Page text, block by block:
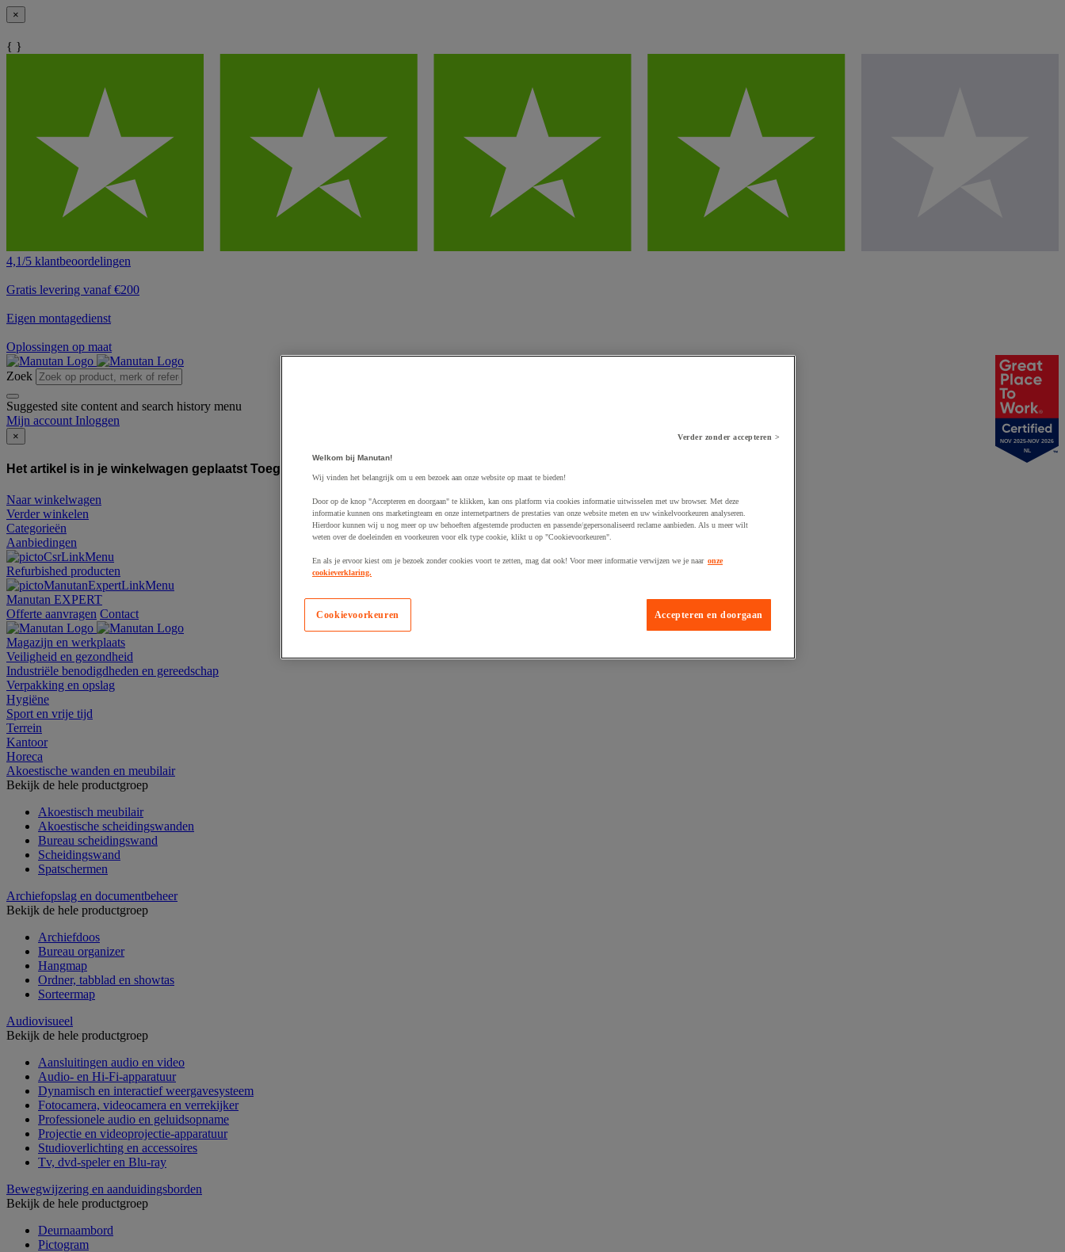
×
{ }
4,1/5 klantbeoordelingen
Gratis levering vanaf €200
Eigen montagedienst
Oplossingen op maat
Zoek
Suggested site content and search history menu
Mijn account Inloggen
×
Het artikel is in je winkelwagen geplaatst Toegevoegd aan winkelwagen
Naar winkelwagen
Verder winkelen
Categorieën
Aanbiedingen
Refurbished producten
Manutan EXPERT
Offerte aanvragen Contact
Magazijn en werkplaats
Veiligheid en gezondheid
Industriële benodigdheden en gereedschap
Verpakking en opslag
Hygiëne
Sport en vrije tijd
Terrein
Kantoor
Horeca
Akoestische wanden en meubilair
Bekijk de hele productgroep
Akoestisch meubilair
Akoestische scheidingswanden
Bureau scheidingswand
Scheidingswand
Spatschermen
Archiefopslag en documentbeheer
Bekijk de hele productgroep
Archiefdoos
Bureau organizer
Hangmap
Ordner, tabblad en showtas
Sorteermap
Audiovisueel
Bekijk de hele productgroep
Aansluitingen audio en video
Audio- en Hi-Fi-apparatuur
Dynamisch en interactief weergavesysteem
Fotocamera, videocamera en verrekijker
Professionele audio en geluidsopname
Projectie en videoprojectie-apparatuur
Studioverlichting en accessoires
Tv, dvd-speler en Blu-ray
Bewegwijzering en aanduidingsborden
Bekijk de hele productgroep
Deurnaambord
Pictogram
NOV 2025-NOV 2026
NL
Verder zonder accepteren >
Welkom bij Manutan!
Wij vinden het belangrijk om u een bezoek aan onze website op maat te bieden!
Door op de knop "Accepteren en doorgaan" te klikken, kan ons platform via cookies informatie uitwisselen met uw browser. Met deze
informatie kunnen ons marketingteam en onze internetpartners de prestaties van onze website meten en uw winkelvoorkeuren analyseren.
Hierdoor kunnen wij u nog meer op uw behoeften afgestemde producten en passende/gepersonaliseerd reclame aanbieden. Als u meer wilt
weten over de doeleinden en voorkeuren voor elk type cookie, klikt u op "Cookievoorkeuren".
En als je ervoor kiest om je bezoek zonder cookies voort te zetten, mag dat ook! Voor meer informatie verwijzen we je naar onze
cookieverklaring.
Accepteren en doorgaan
Cookievoorkeuren